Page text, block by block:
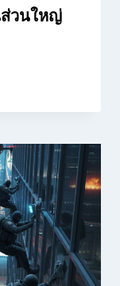
วนใหญ่